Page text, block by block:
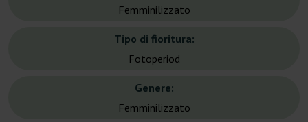
Femminilizzato
Tipo di fioritura:
Fotoperiod
Genere:
Femminilizzato